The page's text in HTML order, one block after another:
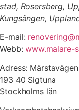
stad, Rosersberg,
Kungsängen,
E-mail:
Webb: www.malare-
Adress: Märstavägen
193 40 Sigtuna
Stockholms län